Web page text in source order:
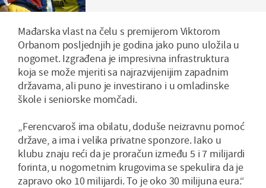
Mađarska vlast na čelu s premijerom Viktorom
Orbanom posljednjih je godina jako puno uložila u
nogomet. Izgrađena je impresivna infrastruktura
koja se može mjeriti sa najrazvijenijim zapadnim
državama, ali puno je investirano i u omladinske
škole i seniorske momčadi.
„Ferencvaroš ima obilatu, doduše neizravnu pomoć
države, a ima i velika privatne sponzore. Iako u
klubu znaju reći da je proračun između 5 i 7 milijardi
forinta, u nogometnim krugovima se spekulira da je
zapravo oko 10 milijardi. To je oko 30 milijuna eura.“